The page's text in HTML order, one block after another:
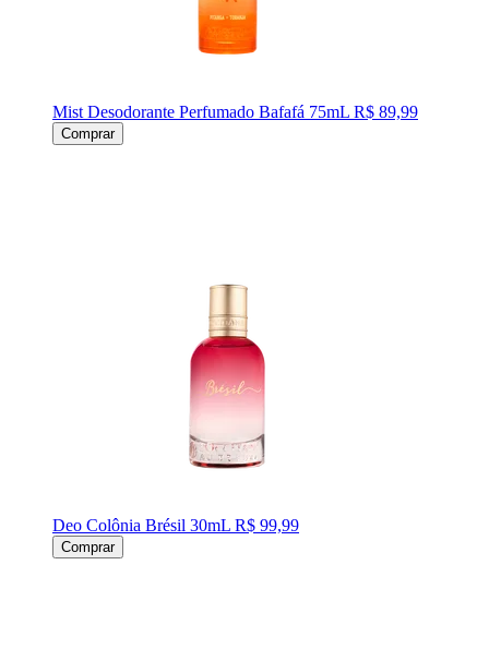
Mist Desodorante Perfumado Bafafá 75mL R$ 89,99
Comprar
Deo Colônia Brésil 30mL R$ 99,99
Comprar